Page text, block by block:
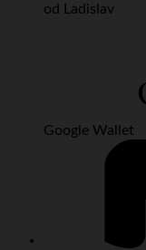
Google Wallet
od Ladislav